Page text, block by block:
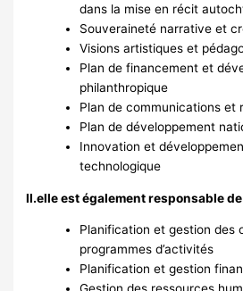
dans la mise en récit
Souveraineté narrative et
Visions artistiques et
Plan de financement et
philanthropique
Plan de communications et
Plan de développement
Innovation et
technologique
Il.elle est également responsable de
Planification et gestion des
programmes d’activités
Planification et gestion